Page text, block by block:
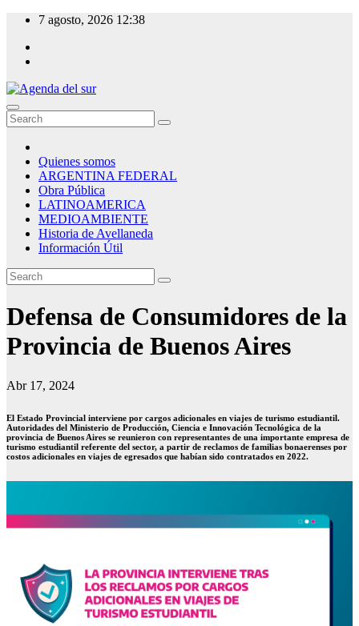
Skip
content
7 agosto, 2026 12:38
Agenda del sur
Quienes somos
ARGENTINA FEDERAL
Obra Pública
LATINOAMERICA
MEDIOAMBIENTE
Historia de Avellaneda
Información Útil
Defensa de Consumidores de la
Provincia de Buenos Aires
Abr 17, 2024
El Estado Provincial interviene por cargos adicionales en viajes de turismo estudiantil.
Autoridades del Ministerio de Producción, Ciencia e Innovación Tecnológica de la
provincia de Buenos Aires se reunieron con representantes de una importante empresa de
turismo estudiantil referente del sector, a partir de reclamos de familias bonaerenses por
costos adicionales en viajes de egresados que habían sido contratados en 2022.